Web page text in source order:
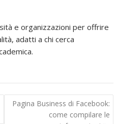
e organizzazioni per offrire
adatti a chi cerca
Pagina Business di Facebook:
come compilare le